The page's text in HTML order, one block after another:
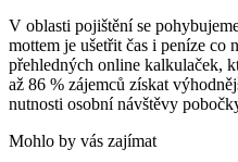
V oblasti pojištění se
mottem je ušetřit čas i peníze
přehledných online kalkulaček,
až 86 % zájemců získat
nutnosti osobní návštěvy
Mohlo by vás zajímat